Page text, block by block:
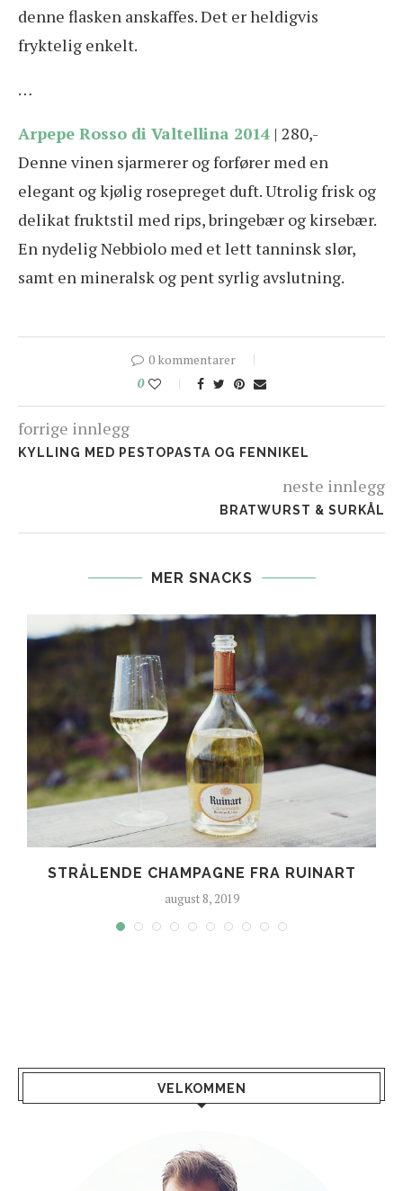
denne flasken anskaffes. Det er heldigvis
fryktelig enkelt.
…
Arpepe Rosso di Valtellina 2014 | 280,-
Denne vinen sjarmerer og forfører med en
elegant og kjølig rosepreget duft. Utrolig frisk og
delikat fruktstil med rips, bringebær og kirsebær.
En nydelig Nebbiolo med et lett tanninsk slør,
samt en mineralsk og pent syrlig avslutning.
0 kommentarer
0
forrige innlegg
KYLLING MED PESTOPASTA OG FENNIKEL
neste innlegg
BRATWURST & SURKÅL
MER SNACKS
STRÅLENDE CHAMPAGNE FRA RUINART
august 8, 2019
VELKOMMEN